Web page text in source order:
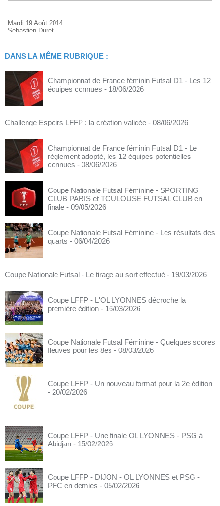
Mardi 19 Août 2014
Sebastien Duret
DANS LA MÊME RUBRIQUE :
Championnat de France féminin Futsal D1 - Les 12
équipes connues - 18/06/2026
Challenge Espoirs LFFP : la création validée - 08/06/2026
Championnat de France féminin Futsal D1 - Le
règlement adopté, les 12 équipes potentielles
connues - 08/06/2026
Coupe Nationale Futsal Féminine - SPORTING
CLUB PARIS et TOULOUSE FUTSAL CLUB en
finale - 09/05/2026
Coupe Nationale Futsal Féminine - Les résultats des
quarts - 06/04/2026
Coupe Nationale Futsal - Le tirage au sort effectué - 19/03/2026
Coupe LFFP - L'OL LYONNES décroche la
première édition - 16/03/2026
Coupe Nationale Futsal Féminine - Quelques scores
fleuves pour les 8es - 08/03/2026
Coupe LFFP - Un nouveau format pour la 2e édition
- 20/02/2026
Coupe LFFP - Une finale OL LYONNES - PSG à
Abidjan - 15/02/2026
Coupe LFFP - DIJON - OL LYONNES et PSG -
PFC en demies - 05/02/2026